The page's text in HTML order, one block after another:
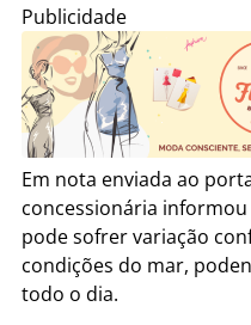
Publicidade
Em nota enviada ao
concessionária
pode sofrer variação
condições do mar,
todo o dia.